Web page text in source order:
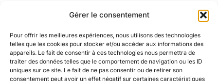
Gérer le consentement
Pour offrir les meilleures expériences, nous utilisons des technologies
telles que les cookies pour stocker et/ou accéder aux informations des
appareils. Le fait de consentir à ces technologies nous permettra de
traiter des données telles que le comportement de navigation ou les ID
uniques sur ce site. Le fait de ne pas consentir ou de retirer son
consentement peut avoir un effet négatif sur certaines caractéristiques
Conditions Générales de Vente
À propos de CELAÉ